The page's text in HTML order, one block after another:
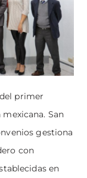
primer
San
gestiona
con
en